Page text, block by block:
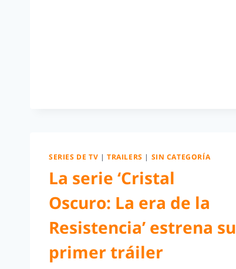
SERIES DE TV | TRAILERS | SIN CATEGORÍA
La serie ‘Cristal
Oscuro: La era de la
Resistencia’ estrena su
primer tráiler